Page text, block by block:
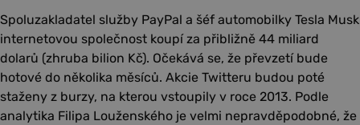
Spoluzakladatel služby PayPal a šéf automobilky Tesla Musk
internetovou společnost koupí za přibližně 44 miliard
dolarů (zhruba bilion Kč). Očekává se, že převzetí bude
hotové do několika měsíců. Akcie Twitteru budou poté
staženy z burzy, na kterou vstoupily v roce 2013. Podle
analytika Filipa Louženského je velmi nepravděpodobné, že